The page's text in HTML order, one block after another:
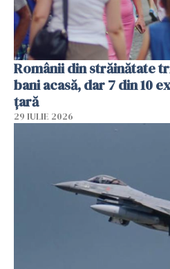
Românii din străinătate
bani acasă, dar 7 din 10
țară
29 IULIE 2026